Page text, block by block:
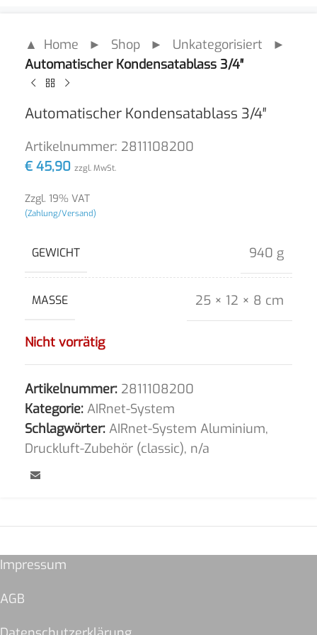
▲ Home ► Shop ► Unkategorisiert ►
Automatischer Kondensatablass 3/4″
Automatischer Kondensatablass 3/4″
Artikelnummer: 2811108200
€ 45,90 zzgl. MwSt.
Zzgl. 19% VAT
(Zahlung/Versand)
GEWICHT 940 g
MASSE 25 × 12 × 8 cm
Nicht vorrätig
Artikelnummer: 2811108200
Kategorie: AIRnet-System
Schlagwörter: AIRnet-System Aluminium,
Druckluft-Zubehör (classic), n/a
Impressum
AGB